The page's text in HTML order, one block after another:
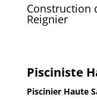
Construction
Reignier
Pisciniste
Piscinier Haute